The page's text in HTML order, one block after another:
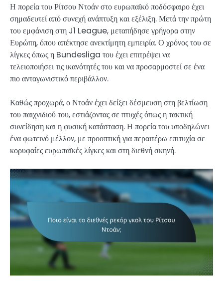
Η πορεία του Ρίτσου Ντοάν στο ευρωπαϊκό ποδόσφαιρο έχει
σημαδευτεί από συνεχή ανάπτυξη και εξέλιξη. Μετά την πρώτη
του εμφάνιση στη J1 League, μεταπήδησε γρήγορα στην
Ευρώπη, όπου απέκτησε ανεκτίμητη εμπειρία. Ο χρόνος του σε
λίγκες όπως η Bundesliga του έχει επιτρέψει να
τελειοποιήσει τις ικανότητές του και να προσαρμοστεί σε ένα
πιο ανταγωνιστικό περιβάλλον.
Καθώς προχωρά, ο Ντοάν έχει δείξει δέσμευση στη βελτίωση
του παιχνιδιού του, εστιάζοντας σε πτυχές όπως η τακτική
συνείδηση και η φυσική κατάσταση. Η πορεία του υποδηλώνει
ένα φωτεινό μέλλον, με προοπτική για περαιτέρω επιτυχία σε
κορυφαίες ευρωπαϊκές λίγκες και στη διεθνή σκηνή.